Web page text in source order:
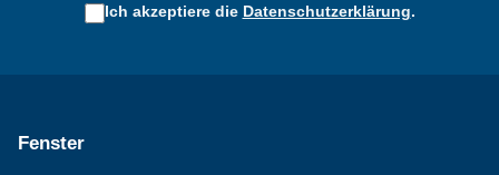
Ich akzeptiere die Datenschutzerklärung.
Fenster